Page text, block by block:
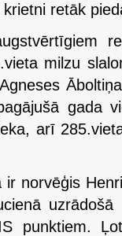
retāk
milzu
gada
arī
norvēģis
punktiem.